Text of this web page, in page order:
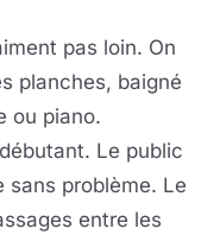
pas loin. On
planches, baigné
ou piano.
Le public
problème. Le
entre les